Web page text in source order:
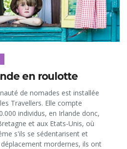
en roulotte
de nomades est installée
Travellers. Elle compte
individus, en Irlande donc,
et aux Etats-Unis, où
s'ils se sédentarisent et
mordernes, ils ont